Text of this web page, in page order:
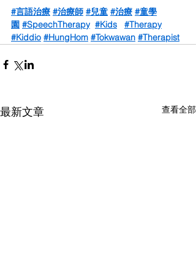
#言語治療 #治療師 #兒童 #治療 #童學
園 #SpeechTherapy #Kids
#Therapy
#Kiddio #HungHom #Tokwawan #Therapist
最新文章 查看全部